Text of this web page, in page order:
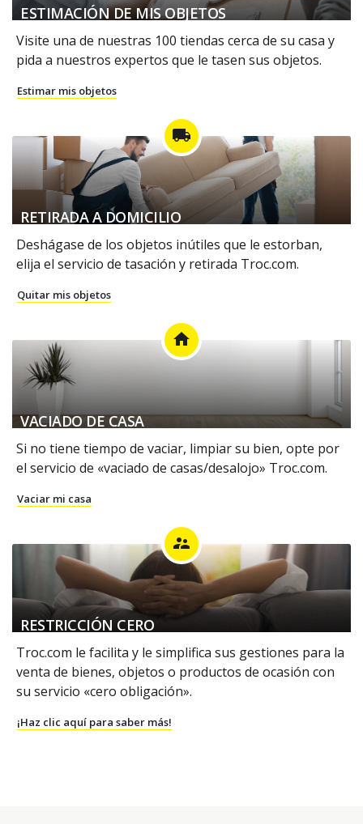
ESTIMACIÓN DE MIS OBJETOS
Visite una de nuestras 100 tiendas cerca de su casa y
pida a nuestros expertos que le tasen sus objetos.
Estimar mis objetos
local_shipping
RETIRADA A DOMICILIO
Deshágase de los objetos inútiles que le estorban,
elija el servicio de tasación y retirada Troc.com.
Quitar mis objetos
home
VACIADO DE CASA
Si no tiene tiempo de vaciar, limpiar su bien, opte por
el servicio de «vaciado de casas/desalojo» Troc.com.
Vaciar mi casa
supervisor_account
RESTRICCIÓN CERO
Troc.com le facilita y le simplifica sus gestiones para la
venta de bienes, objetos o productos de ocasión con
su servicio «cero obligación».
¡Haz clic aquí para saber más!